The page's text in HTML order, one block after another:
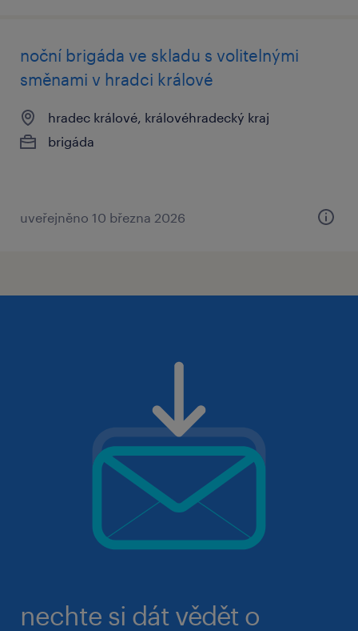
noční brigáda ve skladu s volitelnými
směnami v hradci králové
hradec králové, královéhradecký kraj
brigáda
uveřejněno 10 března 2026
nechte si dát vědět o